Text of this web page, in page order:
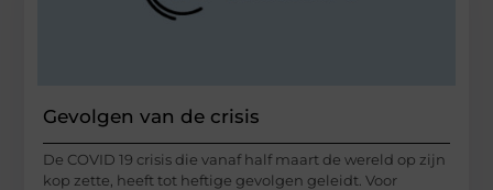
Gevolgen van de crisis
De COVID 19 crisis die vanaf half maart de wereld op zijn
kop zette, heeft tot heftige gevolgen geleidt. Voor